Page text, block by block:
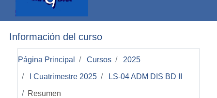
Información del curso
Página Principal Cursos 2025
I Cuatrimestre 2025 LS-04 ADM DIS BD II
Resumen